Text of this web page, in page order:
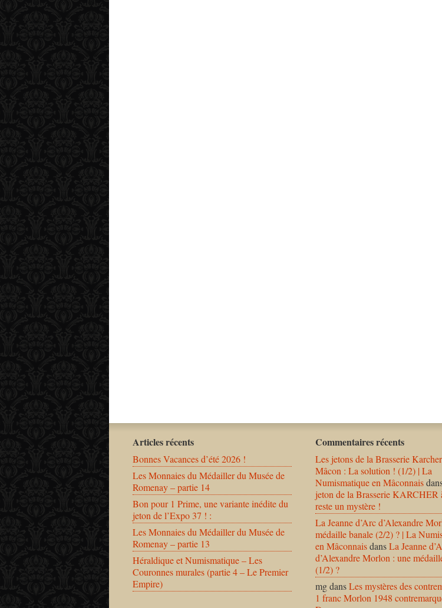
Articles récents
Bonnes Vacances d’été 2026 !
Les Monnaies du Médailler du Musée de
Romenay – partie 14
Bon pour 1 Prime, une variante inédite du
jeton de l’Expo 37 ! :
Les Monnaies du Médailler du Musée de
Romenay – partie 13
Héraldique et Numismatique – Les
Couronnes murales (partie 4 – Le Premier
Empire)
Commentaires récents
Les jetons de la Brasserie
Mâcon : La solution ! (1/2) | La
Numismatique en Mâconnais
jeton de la Brasserie KARCHER
reste un mystère !
La Jeanne d’Arc d’Alexandre
médaille banale (2/2) ? | La
en MâconnaisdansLa Jeanne
d’Alexandre Morlon : une
(1/2) ?
mgdansLes mystères des
1 franc Morlon 1948